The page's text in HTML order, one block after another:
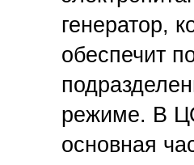
генератор,
обеспечит
режиме. В
основная